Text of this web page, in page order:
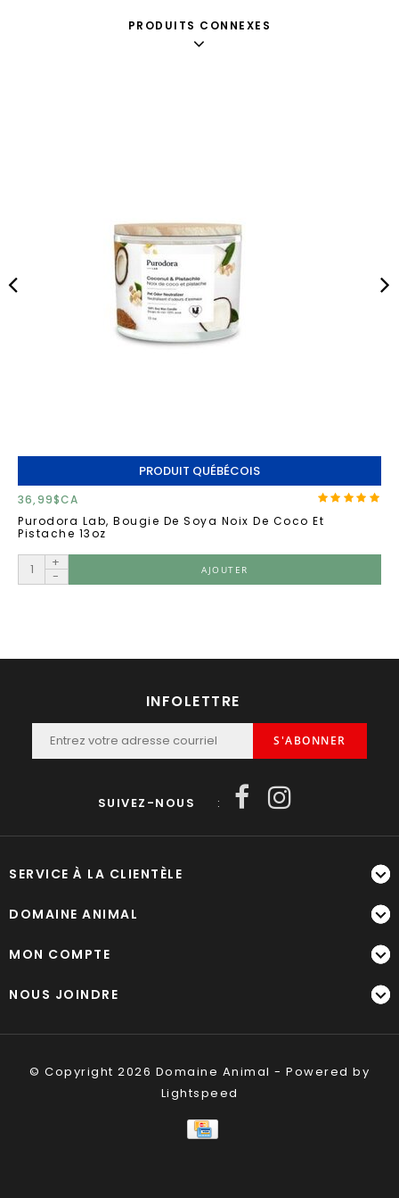
PRODUITS CONNEXES
PRODUIT QUÉBÉCOIS
36,99$CA
Purodora Lab, Bougie De Soya Noix De Coco Et
Pistache 13oz
+
-
AJOUTER
INFOLETTRE
S'ABONNER
SUIVEZ-NOUS :
SERVICE À LA CLIENTÈLE
DOMAINE ANIMAL
MON COMPTE
NOUS JOINDRE
© Copyright 2026 Domaine Animal - Powered by
Lightspeed